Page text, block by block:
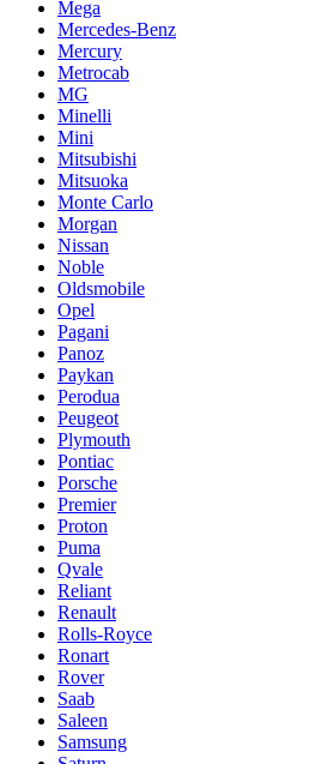
Mega
Mercedes-Benz
Mercury
Metrocab
MG
Minelli
Mini
Mitsubishi
Mitsuoka
Monte Carlo
Morgan
Nissan
Noble
Oldsmobile
Opel
Pagani
Panoz
Paykan
Perodua
Peugeot
Plymouth
Pontiac
Porsche
Premier
Proton
Puma
Qvale
Reliant
Renault
Rolls-Royce
Ronart
Rover
Saab
Saleen
Samsung